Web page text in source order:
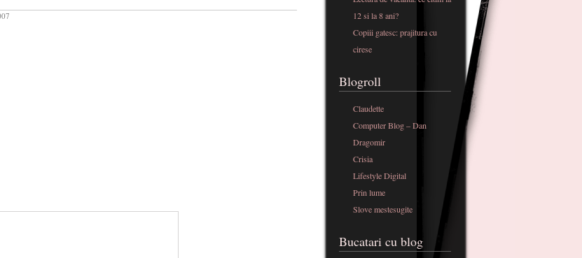
12 si la 8 ani?
Copiii gatesc: prajitura cu
cirese
Blogroll
Claudette
Computer Blog – Dan
Dragomir
Crisia
Lifestyle Digital
Prin lume
Slove mestesugite
Bucatari cu blog